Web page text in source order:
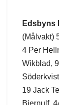
Edsbyns
(Målvakt)
4 Per
Wikblad,
19 Jack
Bjernulf,